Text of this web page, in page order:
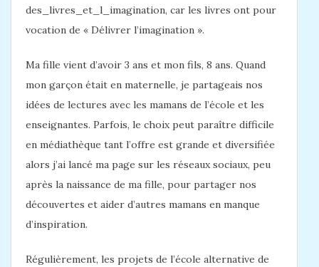
des_livres_et_l_imagination, car les livres ont pour
vocation de « Délivrer l’imagination ».
Ma fille vient d’avoir 3 ans et mon fils, 8 ans. Quand
mon garçon était en maternelle, je partageais nos
idées de lectures avec les mamans de l’école et les
enseignantes. Parfois, le choix peut paraître difficile
en médiathèque tant l’offre est grande et diversifiée
alors j’ai lancé ma page sur les réseaux sociaux, peu
après la naissance de ma fille, pour partager nos
découvertes et aider d’autres mamans en manque
d’inspiration.
Régulièrement, les projets de l’école alternative de